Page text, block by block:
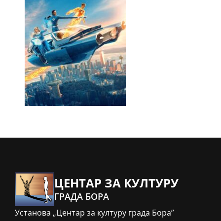
ЦЕНТАР ЗА КУЛТУРУ
ГРАДА БОРА
Установа „Центар за културу града Бора”